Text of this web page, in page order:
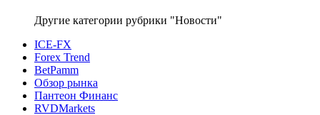
Другие категории рубрики "Новости"
ICE-FX
Forex Trend
BetPamm
Обзор рынка
Пантеон Финанс
RVDMarkets